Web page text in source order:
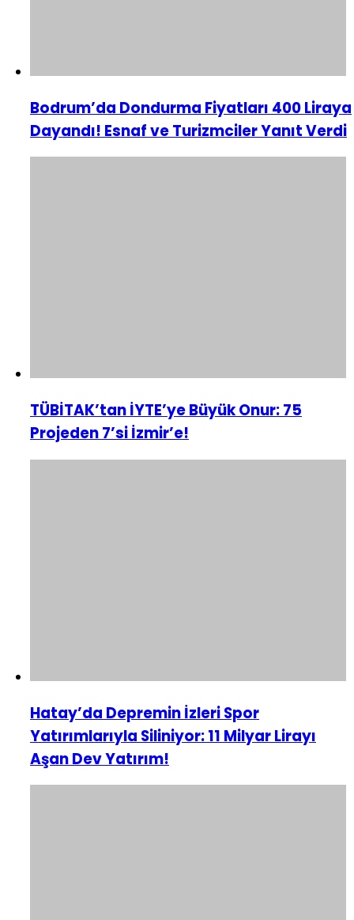
Bodrum’da Dondurma Fiyatları 400 Liraya
Dayandı! Esnaf ve Turizmciler Yanıt Verdi
TÜBİTAK’tan İYTE’ye Büyük Onur: 75
Projeden 7’si İzmir’e!
Hatay’da Depremin İzleri Spor
Yatırımlarıyla Siliniyor: 11 Milyar Lirayı
Aşan Dev Yatırım!